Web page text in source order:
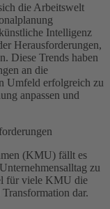
die Arbeitswelt
Intelligenz
Herausforderungen,
Diese Trends haben
an die
Umfeld erfolgreich zu
anpassen und
(KMU) fällt es
zu
für viele KMU die
dar.